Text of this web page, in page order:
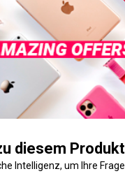
diesem
Intelligenz, um Ihre